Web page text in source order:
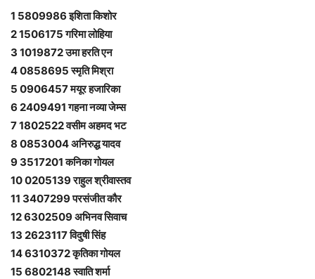
1 5809986 इशिता किशोर
2 1506175 गरिमा लोहिया
3 1019872 उमा हरति एन
4 0858695 स्मृति मिश्रा
5 0906457 मयूर हजारिका
6 2409491 गहना नव्या जेम्स
7 1802522 वसीम अहमद भट
8 0853004 अनिरुद्ध यादव
9 3517201 कनिका गोयल
10 0205139 राहुल श्रीवास्तव
11 3407299 परसंजीत कौर
12 6302509 अभिनव सिवाच
13 2623117 विदुषी सिंह
14 6310372 कृतिका गोयल
15 6802148 स्वाति शर्मा